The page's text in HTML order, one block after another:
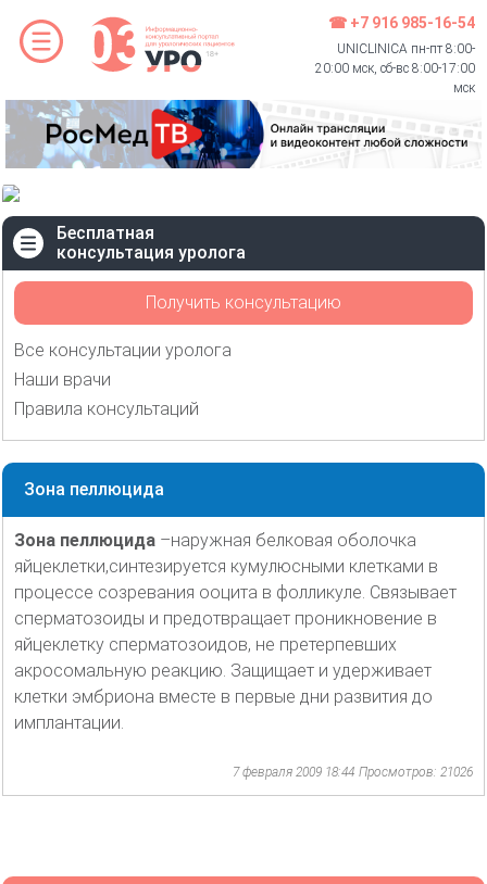
☎ +7 916 985-16-54
UNICLINICA пн-пт 8:00-
20:00 мск, сб-вс 8:00-17:00
мск
Бесплатная
консультация уролога
Получить консультацию
Все консультации уролога
Наши врачи
Правила консультаций
Зона пеллюцида
Зона пеллюцида –наружная белковая оболочка
яйцеклетки,синтезируется кумулюсными клетками в
процессе созревания ооцита в фолликуле. Связывает
сперматозоиды и предотвращает проникновение в
яйцеклетку сперматозоидов, не претерпевших
акросомальную реакцию. Защищает и удерживает
клетки эмбриона вместе в первые дни развития до
имплантации.
7 февраля 2009 18:44 Просмотров: 21026